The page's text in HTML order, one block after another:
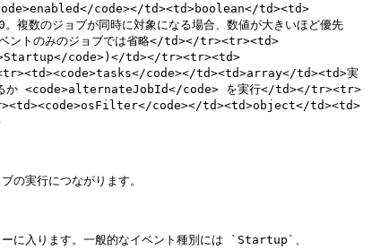
code></td><td>boolean</td><td>
ジョブが同時に対象になる場合、数値が大きいほど優先
トのみのジョブでは省略</td></tr><tr><td>
code>)</td></tr><tr><td>
code></td><td>array</td><td>実
るか <code>alternateJobId</code> を実行</td></tr><tr>
code></td><td>object</td><td>
の実行につながります。
ーに入ります。一般的なイベント種別には `Startup`、